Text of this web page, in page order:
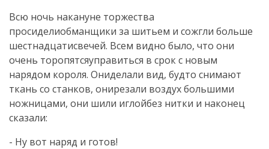
Всю ночь накануне торжества
просиделиобманщики за шитьем и сожгли больше
шестнадцатисвечей. Всем видно было, что они
очень торопятсяуправиться в срок с новым
нарядом короля. Ониделали вид, будто снимают
ткань со станков, онирезали воздух большими
ножницами, они шили иглойбез нитки и наконец
сказали:
- Ну вот наряд и готов!